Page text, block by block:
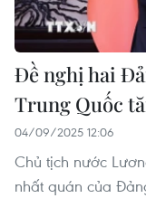
Đề nghị hai
Trung Quốc
04/09/2025 12:06
Chủ tịch nước
nhất quán của